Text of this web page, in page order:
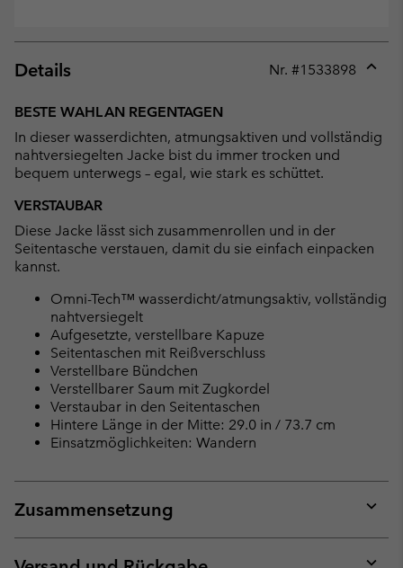
Details Nr. #1533898
BESTE WAHL AN REGENTAGEN
In dieser wasserdichten, atmungsaktiven und vollständig
nahtversiegelten Jacke bist du immer trocken und
bequem unterwegs – egal, wie stark es schüttet.
VERSTAUBAR
Diese Jacke lässt sich zusammenrollen und in der
Seitentasche verstauen, damit du sie einfach einpacken
kannst.
Omni-Tech™ wasserdicht/atmungsaktiv, vollständig
nahtversiegelt
Aufgesetzte, verstellbare Kapuze
Seitentaschen mit Reißverschluss
Verstellbare Bündchen
Verstellbarer Saum mit Zugkordel
Verstaubar in den Seitentaschen
Hintere Länge in der Mitte: 29.0 in / 73.7 cm
Einsatzmöglichkeiten: Wandern
Zusammensetzung
or